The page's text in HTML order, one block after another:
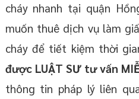
cháy nhanh tại quận
muốn thuê dịch vụ làm
cháy để tiết kiệm thời
được LUẬT SƯ tư vấn
thông tin pháp lý liên